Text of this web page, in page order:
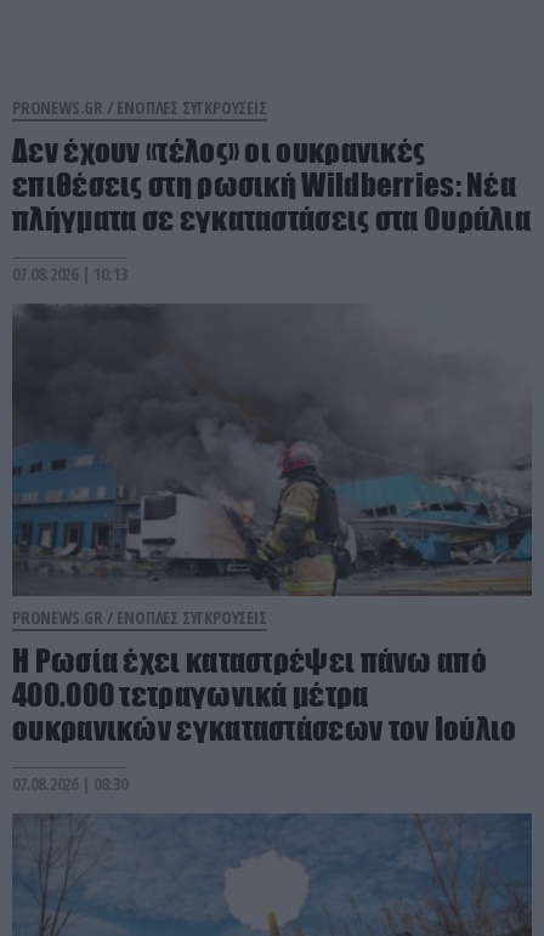
PRONEWS.GR / ΕΝΟΠΛΕΣ ΣΥΓΚΡΟΥΣΕΙΣ
Δεν έχουν «τέλος» οι ουκρανικές
επιθέσεις στη ρωσική Wildberries: Νέα
πλήγματα σε εγκαταστάσεις στα Ουράλια
07.08.2026 | 10:13
PRONEWS.GR / ΕΝΟΠΛΕΣ ΣΥΓΚΡΟΥΣΕΙΣ
Η Ρωσία έχει καταστρέψει πάνω από
400.000 τετραγωνικά μέτρα
ουκρανικών εγκαταστάσεων τον Ιούλιο
07.08.2026 | 08:30